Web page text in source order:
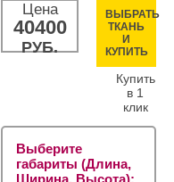
Цена
40400
РУБ.
ВЫБРАТЬ
ТКАНЬ
И
КУПИТЬ
Купить
в 1
клик
Выберите
габариты (Длина,
Ширина, Высота):